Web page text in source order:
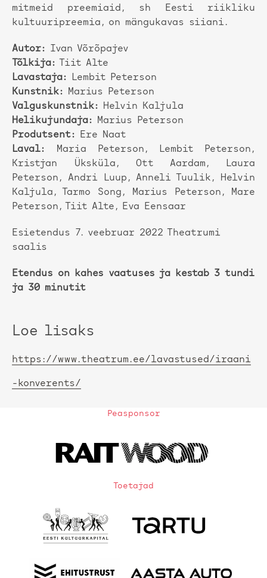
mitmeid preemiaid, sh Eesti riikliku
kultuuripreemia, on mängukavas siiani.
Autor: Ivan Võrõpajev
Tõlkija: Tiit Alte
Lavastaja: Lembit Peterson
Kunstnik: Marius Peterson
Valguskunstnik: Helvin Kaljula
Helikujundaja: Marius Peterson
Produtsent: Ere Naat
Laval: Maria Peterson, Lembit Peterson,
Kristjan Üksküla, Ott Aardam, Laura
Peterson, Andri Luup, Anneli Tuulik, Helvin
Kaljula, Tarmo Song, Marius Peterson, Mare
Peterson, Tiit Alte, Eva Eensaar
Esietendus 7. veebruar 2022 Theatrumi
saalis
Etendus on kahes vaatuses ja kestab 3 tundi
ja 30 minutit
Loe lisaks
https://www.theatrum.ee/lavastused/iraani
-konverents/
Peasponsor
Toetajad